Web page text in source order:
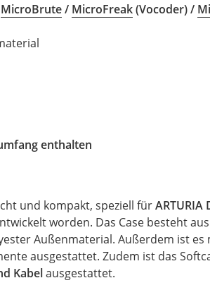
MicroBrute/ MicroFreak(Vocoder) /
enthalten
und kompakt, speziell für
worden. Das Case besteht
Außenmaterial. Außerdem ist
ausgestattet. Zudem ist das
Kabelausgestattet.